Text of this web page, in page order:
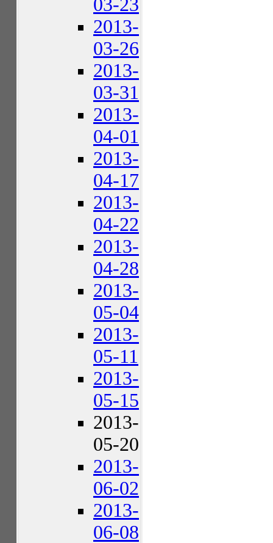
03-23
2013-
03-26
2013-
03-31
2013-
04-01
2013-
04-17
2013-
04-22
2013-
04-28
2013-
05-04
2013-
05-11
2013-
05-15
2013-
05-20
2013-
06-02
2013-
06-08